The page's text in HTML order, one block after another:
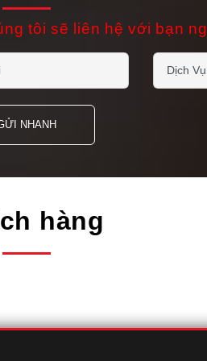
tôi sẽ liên hệ với bạn
NHANH
hàng